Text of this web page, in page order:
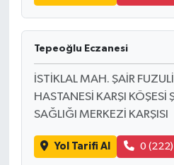
Tepeoğlu Eczanesi
İSTİKLAL MAH. ŞAİR
HASTANESİ KARŞI KÖŞESİ
SAĞLIĞI MERKEZİ KARŞISI
Yol Tarifi Al 0 (222)